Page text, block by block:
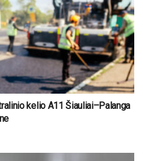
kelio A11 Šiauliai–Palanga